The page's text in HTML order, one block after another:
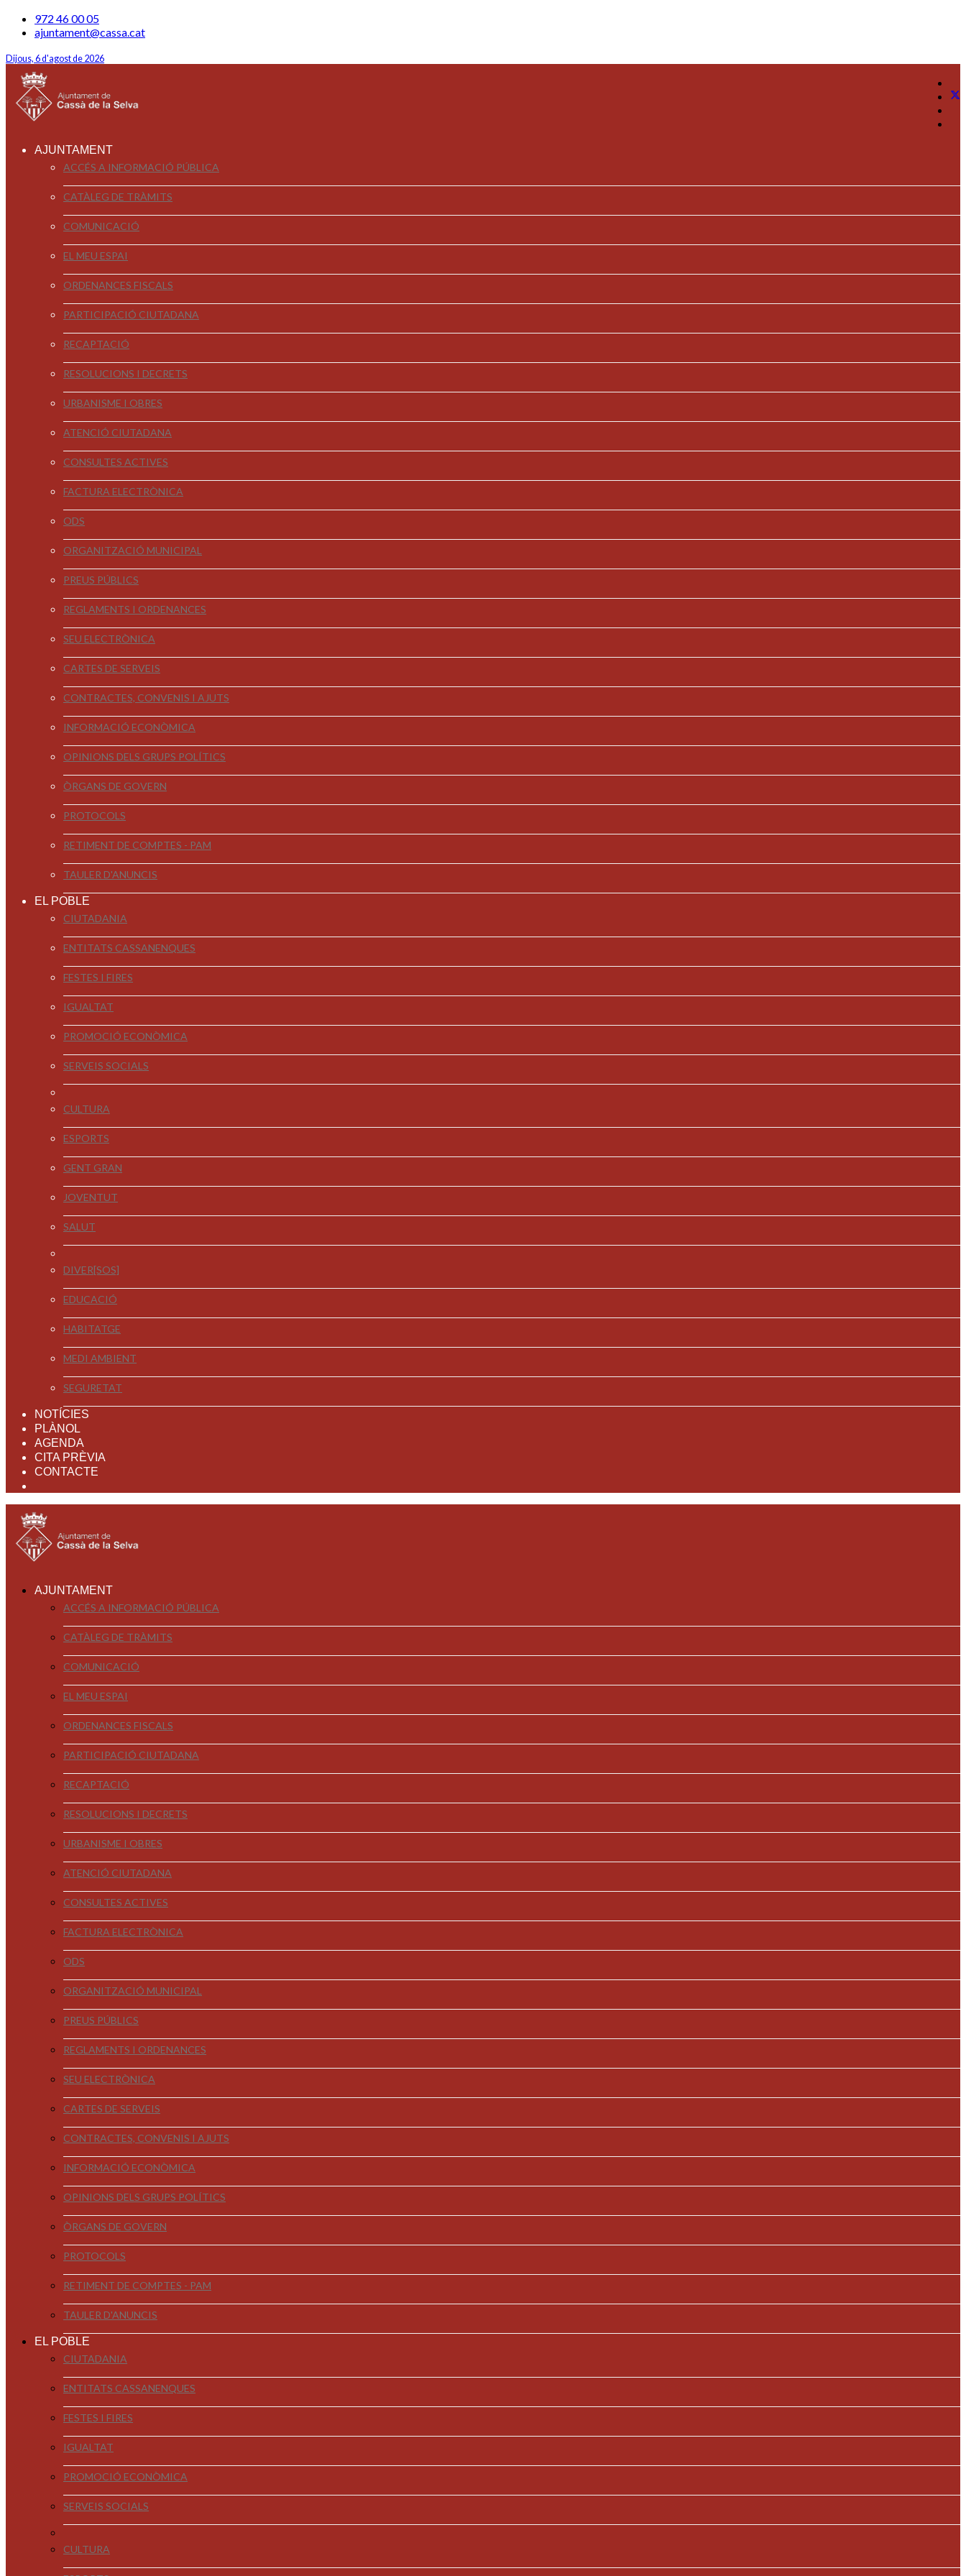
972 46 00 05
ajuntament@cassa.cat
Dijous, 6 d'agost de 2026
AJUNTAMENT
ACCÉS A INFORMACIÓ PÚBLICA
CATÀLEG DE TRÀMITS
COMUNICACIÓ
EL MEU ESPAI
ORDENANCES FISCALS
PARTICIPACIÓ CIUTADANA
RECAPTACIÓ
RESOLUCIONS I DECRETS
URBANISME I OBRES
ATENCIÓ CIUTADANA
CONSULTES ACTIVES
FACTURA ELECTRÒNICA
ODS
ORGANITZACIÓ MUNICIPAL
PREUS PÚBLICS
REGLAMENTS I ORDENANCES
SEU ELECTRÒNICA
CARTES DE SERVEIS
CONTRACTES, CONVENIS I AJUTS
INFORMACIÓ ECONÒMICA
OPINIONS DELS GRUPS POLÍTICS
ÒRGANS DE GOVERN
PROTOCOLS
RETIMENT DE COMPTES - PAM
TAULER D'ANUNCIS
EL POBLE
CIUTADANIA
ENTITATS CASSANENQUES
FESTES I FIRES
IGUALTAT
PROMOCIÓ ECONÒMICA
SERVEIS SOCIALS
CULTURA
ESPORTS
GENT GRAN
JOVENTUT
SALUT
DIVER[SOS]
EDUCACIÓ
HABITATGE
MEDI AMBIENT
SEGURETAT
NOTÍCIES
PLÀNOL
AGENDA
CITA PRÈVIA
CONTACTE
AJUNTAMENT
ACCÉS A INFORMACIÓ PÚBLICA
CATÀLEG DE TRÀMITS
COMUNICACIÓ
EL MEU ESPAI
ORDENANCES FISCALS
PARTICIPACIÓ CIUTADANA
RECAPTACIÓ
RESOLUCIONS I DECRETS
URBANISME I OBRES
ATENCIÓ CIUTADANA
CONSULTES ACTIVES
FACTURA ELECTRÒNICA
ODS
ORGANITZACIÓ MUNICIPAL
PREUS PÚBLICS
REGLAMENTS I ORDENANCES
SEU ELECTRÒNICA
CARTES DE SERVEIS
CONTRACTES, CONVENIS I AJUTS
INFORMACIÓ ECONÒMICA
OPINIONS DELS GRUPS POLÍTICS
ÒRGANS DE GOVERN
PROTOCOLS
RETIMENT DE COMPTES - PAM
TAULER D'ANUNCIS
EL POBLE
CIUTADANIA
ENTITATS CASSANENQUES
FESTES I FIRES
IGUALTAT
PROMOCIÓ ECONÒMICA
SERVEIS SOCIALS
CULTURA